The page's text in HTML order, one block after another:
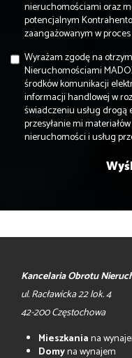
nieruchomościami oraz
potencjalnym
zaangażowanym w
Wyrażam zgodę na
Nieruchomościami
środków komunikacji
informacji handlowej w
świadczeniu usług drogą
przesyłanie mi
nieruchomości i usług
Kancelaria Obrotu
ul. Racławicka 22 lok. 4
42-200 Częstochowa
Mieszkaniana
Domyna wynajem